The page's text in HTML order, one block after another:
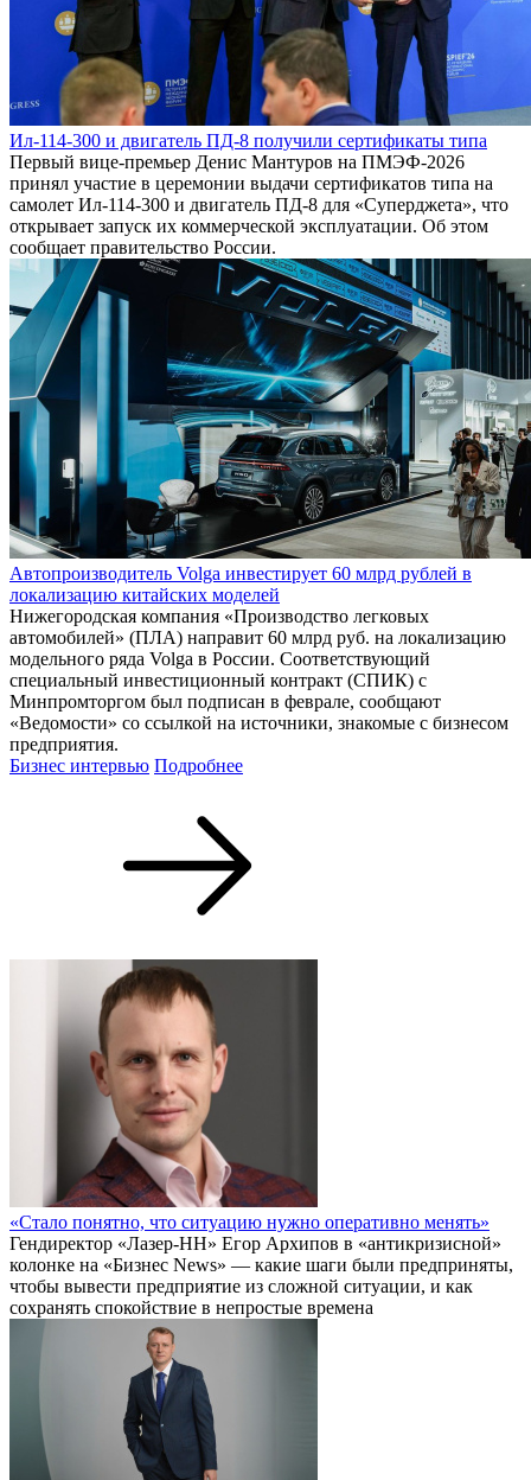
Ил-114-300 и двигатель ПД-8 получили сертификаты типа
Первый вице-премьер Денис Мантуров на ПМЭФ-2026
принял участие в церемонии выдачи сертификатов типа на
самолет Ил-114-300 и двигатель ПД-8 для «Суперджета», что
открывает запуск их коммерческой эксплуатации. Об этом
сообщает правительство России.
Автопроизводитель Volga инвестирует 60 млрд рублей в
локализацию китайских моделей
Нижегородская компания «Производство легковых
автомобилей» (ПЛА) направит 60 млрд руб. на локализацию
модельного ряда Volga в России. Соответствующий
специальный инвестиционный контракт (СПИК) с
Минпромторгом был подписан в феврале, сообщают
«Ведомости» со ссылкой на источники, знакомые с бизнесом
предприятия.
Бизнес интервью Подробнее
«Стало понятно, что ситуацию нужно оперативно менять»
Гендиректор «Лазер-НН» Егор Архипов в «антикризисной»
колонке на «Бизнес News» — какие шаги были предприняты,
чтобы вывести предприятие из сложной ситуации, и как
сохранять спокойствие в непростые времена